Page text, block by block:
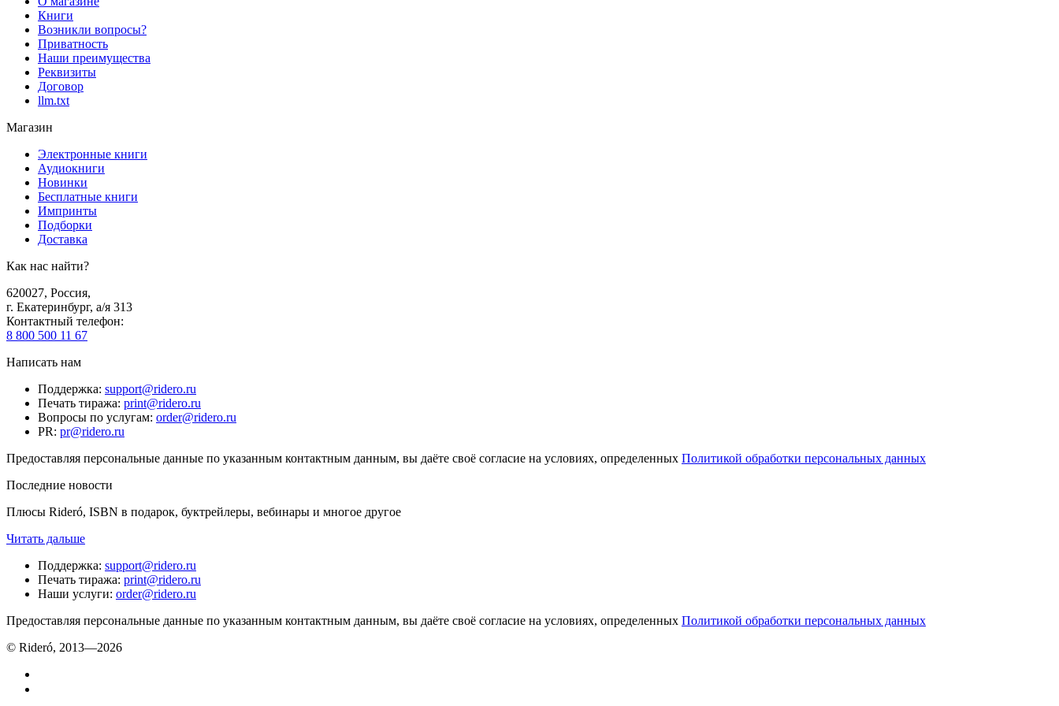
Книги
Возникли вопросы?
Приватность
Наши преимущества
Реквизиты
Договор
llm.txt
Магазин
Электронные книги
Аудиокниги
Новинки
Бесплатные книги
Импринты
Подборки
Доставка
Как нас найти?
620027, Россия,
г. Екатеринбург, а/я 313
Контактный телефон:
8 800 500 11 67
Написать нам
Поддержка: support@ridero.ru
Печать тиража: print@ridero.ru
Вопросы по услугам: order@ridero.ru
PR: pr@ridero.ru
Предоставляя персональные данные по указанным контактным данным, вы даёте своё согласие на условиях, определенных Политикой обработки персональных данных
Последние новости
Плюсы Rideró, ISBN в подарок, буктрейлеры, вебинары и многое другое
Читать дальше
Поддержка: support@ridero.ru
Печать тиража: print@ridero.ru
Наши услуги: order@ridero.ru
Предоставляя персональные данные по указанным контактным данным, вы даёте своё согласие на условиях, определенных Политикой обработки персональных данных
© Rideró, 2013—2026